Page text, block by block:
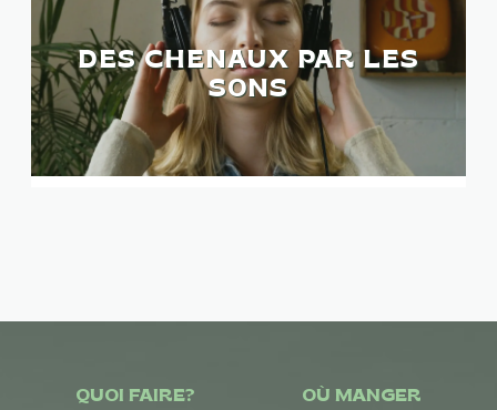
DES CHENAUX PAR LES
SONS
QUOI FAIRE? OÙ MANGER